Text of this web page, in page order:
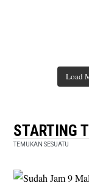
Load
STARTING
TEMUKAN SESUATU